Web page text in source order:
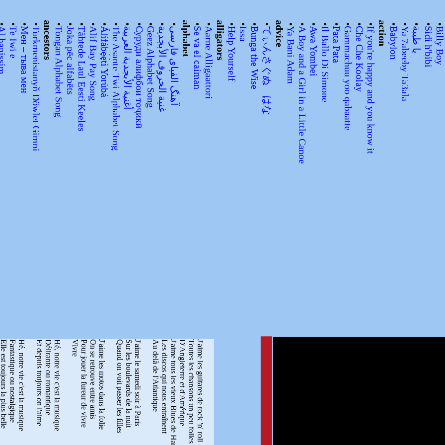
•
Billy Boy
•
Sidi h'bibi
•
يا طيبة
•
Ya 7abeeby Ta3ala
•
Babylon
action
•
If you're happy and you know it
•
Che Che Koolay
•
Gammachuu yoo qabaatte
•
Pata Pata
•
Il Ballo Di Simone
•
Awa Yombei
•
A Boy and a Girl in a Little Canoe
•
Ya Bani Adam
advice
•
てぃんさぐぬ はな
•
Bunga the Wise
•
Issa
•
Help Yourself
alligators
•
Aarne Alligaattori
•
Se va el caiman
alphabet
•
آهنگ الفبای فارسی
•
غنية الحروف الأبجدية
•
Geez Alphabet Song
•
Суруди алифбои тоҷикӣ
•
أغنية الأبجدية العربية
•
The Asante Twi Alphabet Song
•
Álífábẹ́ẹ̀tì Yorùbá
•
Alif Bay Pay Song
•
Tähtede Laul Eesti Keeles
•
Joka pēc alfabēts
•
Tongan Alphabet Song
ancestors
•
Turkmenistanyň Döwlet Gimni
•
Мен – тыва мен
•
Te Iwi e
J'aime les guitares de rock 'n' roll
Toutes les chansons un peu folles
D'Angleterre et d'Amérique
J'aime tous les vieux Blues de Harlem
Les discos qui nous entraînent
Au delà de l'Atlantique
J'aime le samedi soir à Paris
Sur les boulevards de la nuit
Quand on voit passer les filles
J'aime les motos dans la folie
On se retrouve entre amis
Pour jouer la fureur de vivre
Vivre
Hé, notre vie c'est la musique
Délirante ou romantique
Et depuis toujours on l'aime
Hé, notre vie c'est la musique
Fantastique ou nostalgique
la plus belle